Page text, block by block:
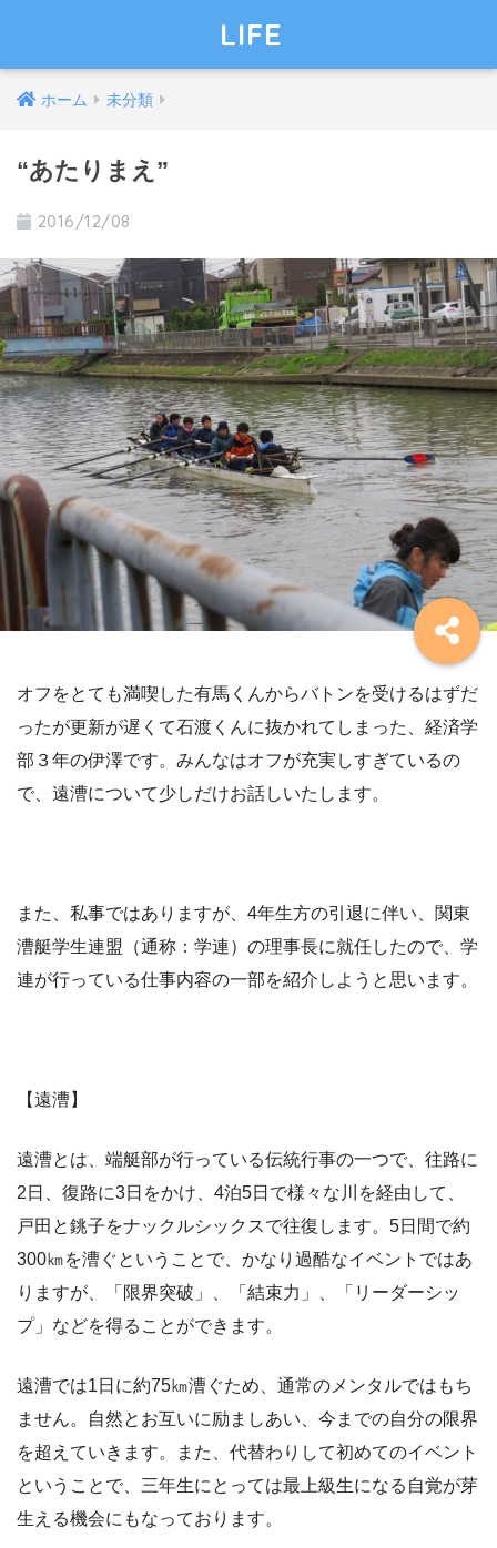
LIFE
ホーム 未分類
“あたりまえ”
2016/12/08
オフをとても満喫した有馬くんからバトンを受けるはずだ
ったが更新が遅くて石渡くんに抜かれてしまった、経済学
部３年の伊澤です。みんなはオフが充実しすぎているの
で、遠漕について少しだけお話しいたします。
また、私事ではありますが、4年生方の引退に伴い、関東
漕艇学生連盟（通称：学連）の理事長に就任したので、学
連が行っている仕事内容の一部を紹介しようと思います。
【遠漕】
遠漕とは、端艇部が行っている伝統行事の一つで、往路に
2日、復路に3日をかけ、4泊5日で様々な川を経由して、
戸田と銚子をナックルシックスで往復します。5日間で約
300㎞を漕ぐということで、かなり過酷なイベントではあ
りますが、「限界突破」、「結束力」、「リーダーシッ
プ」などを得ることができます。
遠漕では1日に約75㎞漕ぐため、通常のメンタルではもち
ません。自然とお互いに励ましあい、今までの自分の限界
を超えていきます。また、代替わりして初めてのイベント
ということで、三年生にとっては最上級生になる自覚が芽
生える機会にもなっております。